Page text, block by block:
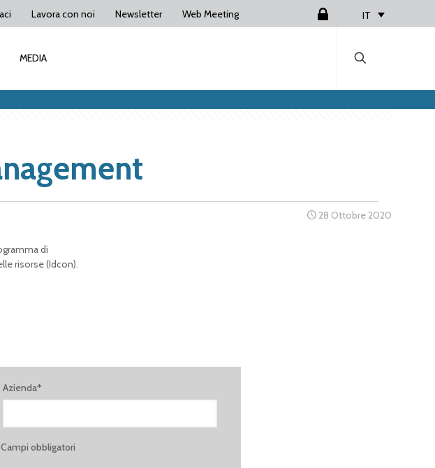
Lavora con noi Newsletter Web Meeting IT
MEDIA
28 Ottobre 2020
di
risorse (Idcon).
Azienda*
obbligatori